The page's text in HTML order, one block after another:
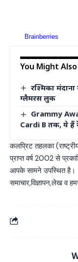
You Might
रश्मिका
ग्लैमरस लुक
Grammy
Cardi B तक, ये हैं
कलप्रिट तहलका
प्राप्त वर्ष 2002 से
आपके सामने उपस्थित है।
समाचार,विज्ञापन,लेख व